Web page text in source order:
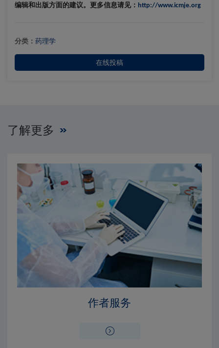
编辑和出版方面的建议。更多信息请见： http://www.icmje.org
分类： 药理学
在线投稿
编辑委员会 ×
Close
出版费用 ×
Close
了解更多
作者服务